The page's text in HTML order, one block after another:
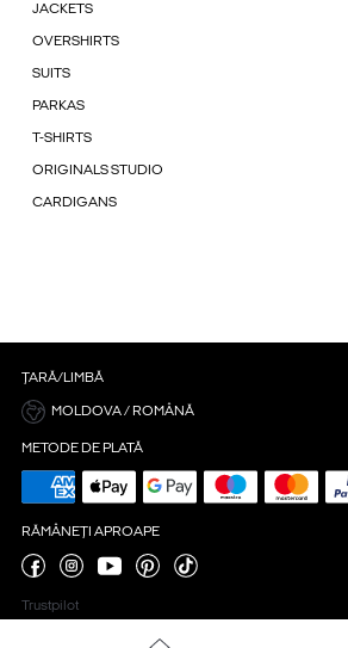
JACKETS
OVERSHIRTS
SUITS
PARKAS
T-SHIRTS
ORIGINALS STUDIO
CARDIGANS
ȚARĂ/LIMBĂ
MOLDOVA / ROMÂNĂ
METODE DE PLATĂ
RĂMÂNEȚI APROAPE
Trustpilot